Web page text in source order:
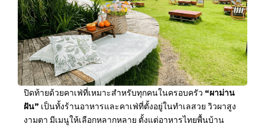
ปิดท้ายด้วยคาเฟ่ที่เหมาะสำหรับทุกคนในครอบครัว “ผาม่าน
ฝัน” เป็นทั้งร้านอาหารและคาเฟ่ที่ตั้งอยู่ในทำเลสวย วิวผาสูง
งามตา มีเมนูให้เลือกหลากหลาย ตั้งแต่อาหารไทยพื้นบ้าน